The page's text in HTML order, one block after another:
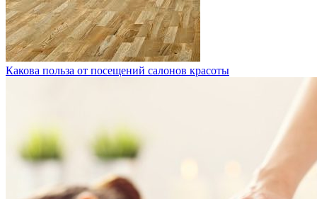
Какова польза от посещений салонов красоты